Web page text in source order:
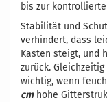
bis zur
Stabilität und
verhindert, dass
Kasten steigt, und
zurück.
wichtig, wenn
cmhohe